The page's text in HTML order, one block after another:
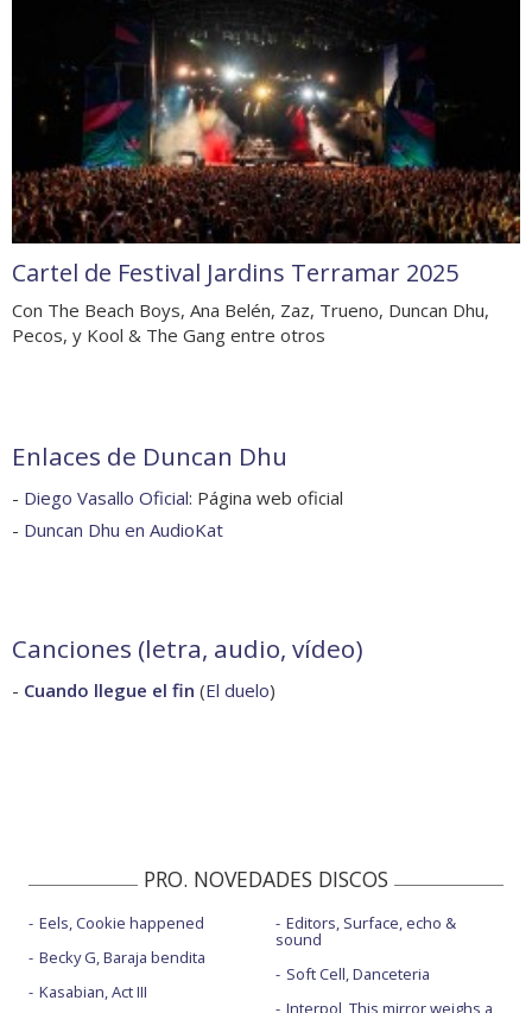
Cartel de Festival Jardins Terramar 2025
Con The Beach Boys, Ana Belén, Zaz, Trueno, Duncan Dhu,
Pecos, y Kool & The Gang entre otros
Enlaces de Duncan Dhu
- Diego Vasallo Oficial: Página web oficial
- Duncan Dhu en AudioKat
Canciones (letra, audio, vídeo)
- Cuando llegue el fin (El duelo)
PRO. NOVEDADES DISCOS
Eels, Cookie happened
Becky G, Baraja bendita
Kasabian, Act III
Editors, Surface, echo &
sound
Soft Cell, Danceteria
Interpol, This mirror weighs a